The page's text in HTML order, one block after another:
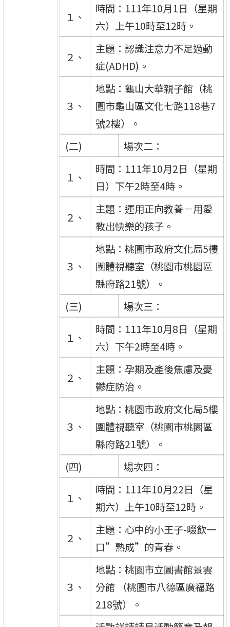
１、
時間：111年10月1日（星期
六）上午10時至12時。
２、
主題：認識注意力不足過動
症(ADHD)。
３、
地點：龜山大華親子館（桃
園市龜山區文化七路118巷7
號2樓）。
(二)
場次二：
１、
時間：111年10月2日（星期
日）下午2時至4時。
２、
主題：運用正向教養－用愛
教出快樂的孩子。
３、
地點：桃園市政府文化局5樓
團體視聽室（桃園市桃園區
縣府路21號）。
(三)
場次三：
１、
時間：111年10月8日（星期
六）下午2時至4時。
２、
主題：孕期及產後焦慮及憂
鬱症防治。
３、
地點：桃園市政府文化局5樓
團體視聽室（桃園市桃園區
縣府路21號）。
(四)
場次四：
１、
時間：111年10月22日（星
期六）上午10時至12時。
２、
主題：心中的小王子-啜飲一
口”熟成”的青春。
３、
地點：桃園市立圖書館景雲
分館 （桃園市八德區廣福路
218號）。